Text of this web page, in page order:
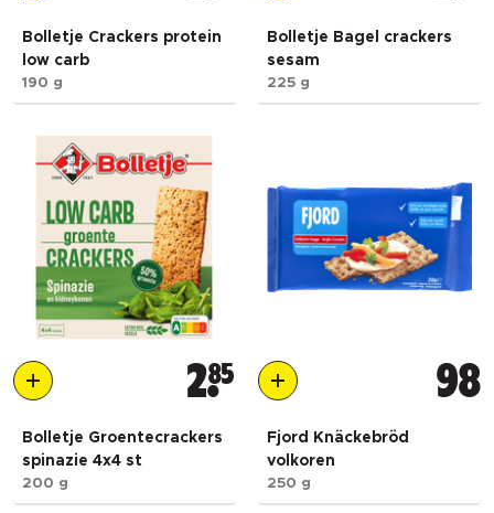
Bolletje Crackers protein
low carb
190 g
Bolletje Bagel crackers
sesam
225 g
285
Bolletje Groentecrackers
spinazie 4x4 st
200 g
98
Fjord Knäckebröd
volkoren
250 g